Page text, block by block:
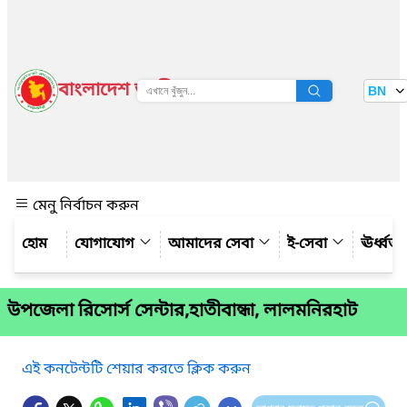
বাংলাদেশ জাতীয় তথ্য বাতায়ন BN
মেনু নির্বাচন করুন
যোগাযোগ
আমাদের সেবা ই-সেবা
উপজেলা রিসোর্স সেন্টার,হাতীবান্ধা, লালমনিরহাট
এই কনটেন্টটি শেয়ার করতে ক্লিক করুন